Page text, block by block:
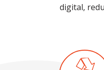
digital,